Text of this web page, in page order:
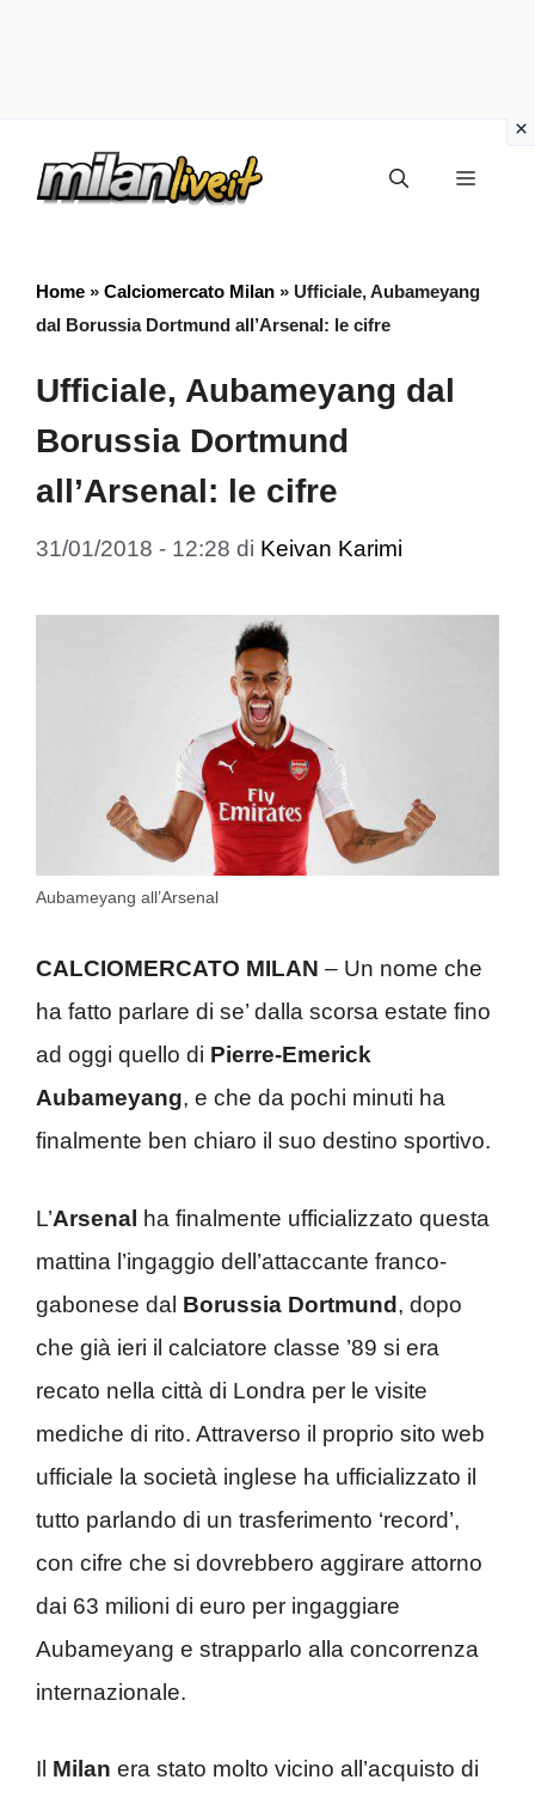
Menu
Home » Calciomercato Milan » Ufficiale, Aubameyang
dal Borussia Dortmund all’Arsenal: le cifre
Ufficiale, Aubameyang dal
Borussia Dortmund
all’Arsenal: le cifre
31/01/2018 - 12:28 di Keivan Karimi
Aubameyang all’Arsenal
CALCIOMERCATO MILAN – Un nome che
ha fatto parlare di se’ dalla scorsa estate fino
ad oggi quello di Pierre-Emerick
Aubameyang, e che da pochi minuti ha
finalmente ben chiaro il suo destino sportivo.
L’Arsenal ha finalmente ufficializzato questa
mattina l’ingaggio dell’attaccante franco-
gabonese dal Borussia Dortmund, dopo
che già ieri il calciatore classe ’89 si era
recato nella città di Londra per le visite
mediche di rito. Attraverso il proprio sito web
ufficiale la società inglese ha ufficializzato il
tutto parlando di un trasferimento ‘record’,
con cifre che si dovrebbero aggirare attorno
dai 63 milioni di euro per ingaggiare
Aubameyang e strapparlo alla concorrenza
internazionale.
Il Milan era stato molto vicino all’acquisto di